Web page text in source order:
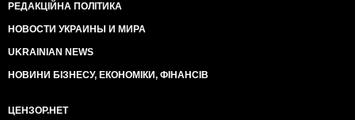
РЕДАКЦІЙНА ПОЛІТИКА
НОВОСТИ УКРАИНЫ И МИРА
UKRAINIAN NEWS
НОВИНИ БІЗНЕСУ, ЕКОНОМІКИ, ФІНАНСІВ
ЦЕНЗОР.НЕТ